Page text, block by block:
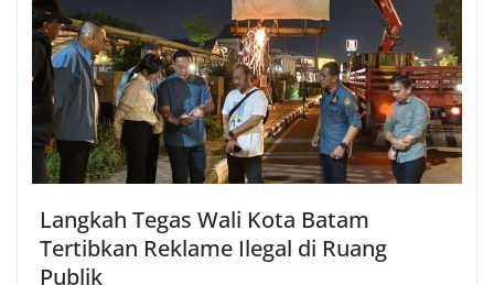
Langkah Tegas Wali Kota Batam
Tertibkan Reklame Ilegal di Ruang
Publik